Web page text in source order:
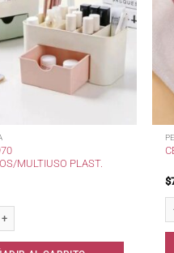
MULTIUSO PLAST.
Cosmeticos/Multiuso Plast. 8x10x20 .
$